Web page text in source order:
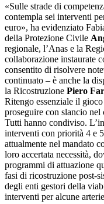
«Sulle strade di
contempla sei interventi
euro», ha evidenziato
della Protezione Civile
regionale, l’Anas e la
collaborazione instaurate
consentito di risolvere
continuato – è anche la
la Ricostruzione Piero
Ritengo essenziale il
proseguire con slancio nel
Tutti hanno condiviso.
interventi con priorità 4 e
attualmente nel mandato
loro accertata necessità,
programmi di attuazione
fasi di ricostruzione post-
degli enti gestori della
interventi per alcune